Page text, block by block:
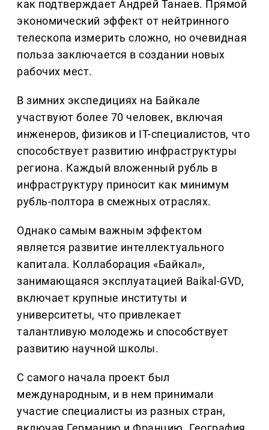
как подтверждает Андрей Танаев. Прямой
экономический эффект от нейтринного
телескопа измерить сложно, но очевидная
польза заключается в создании новых
рабочих мест.
В зимних экспедициях на Байкале
участвуют более 70 человек, включая
инженеров, физиков и IT-специалистов, что
способствует развитию инфраструктуры
региона. Каждый вложенный рубль в
инфраструктуру приносит как минимум
рубль-полтора в смежных отраслях.
Однако самым важным эффектом
является развитие интеллектуального
капитала. Коллаборация «Байкал»,
занимающаяся эксплуатацией Baikal-GVD,
включает крупные институты и
университеты, что привлекает
талантливую молодежь и способствует
развитию научной школы.
С самого начала проект был
международным, и в нем принимали
участие специалисты из разных стран,